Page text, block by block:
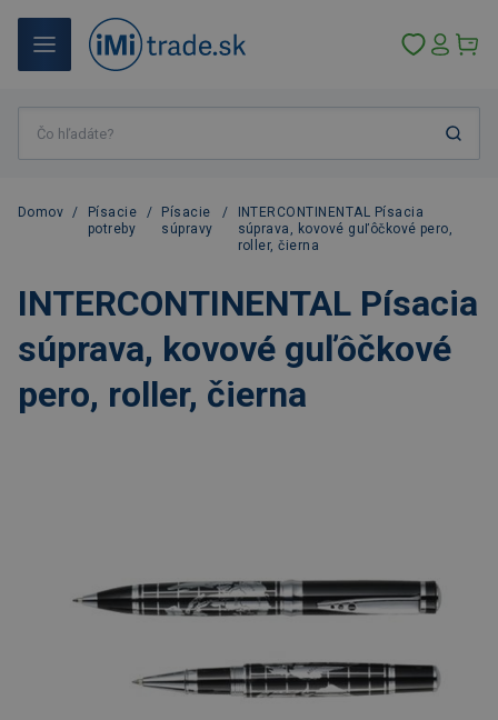
Domov /
Písacie
potreby
/
Písacie
súpravy
/
INTERCONTINENTAL Písacia
súprava, kovové guľôčkové pero,
roller, čierna
INTERCONTINENTAL Písacia
súprava, kovové guľôčkové
pero, roller, čierna